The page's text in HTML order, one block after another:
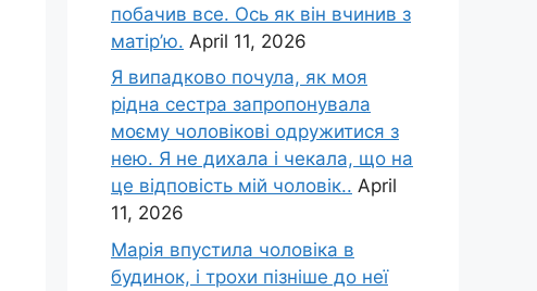
побачив все. Ось як він вчинив з
матір’ю. April 11, 2026
Я випадково почула, як моя
рідна сестра запропонувала
моєму чоловікові одружитися з
нею. Я не дихала і чекала, що на
це відповість мій чоловік.. April
11, 2026
Марія впустила чоловіка в
будинок, і трохи пізніше до неї